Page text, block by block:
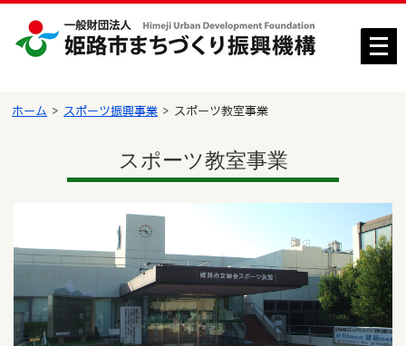
メ
ニ
ホーム スポーツ振興事業 スポーツ教室事業
スポーツ教室事業